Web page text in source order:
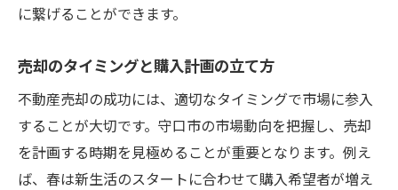
に繋げることができます。
売却のタイミングと購入計画の立て方
不動産売却の成功には、適切なタイミングで市場に参入
することが大切です。守口市の市場動向を把握し、売却
を計画する時期を見極めることが重要となります。例え
ば、春は新生活のスタートに合わせて購入希望者が増え